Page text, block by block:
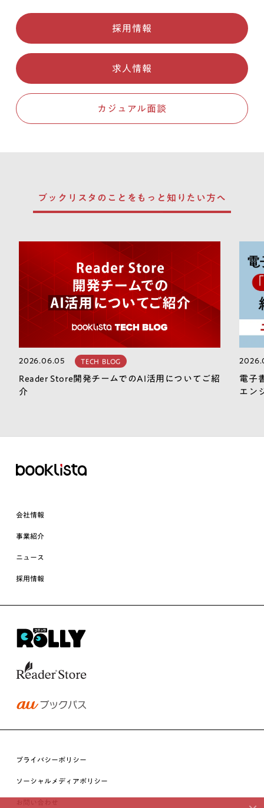
採用情報
求人情報
カジュアル面談
ブックリスタのことを もっと知りたい方へ
2026.06.05 TECH BLOG
Reader Store開発チームでのAI活用についてご紹
介
電子
エン
会社情報
事業紹介
ニュース
採用情報
プライバシーポリシー
ソーシャルメディアポリシー
お問い合わせ